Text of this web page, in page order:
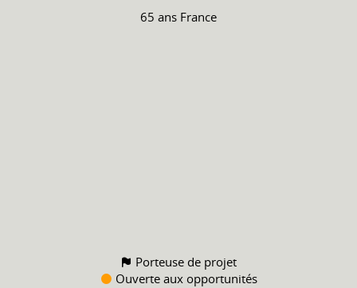
65 ans France
Porteuse de projet
Ouverte aux opportunités